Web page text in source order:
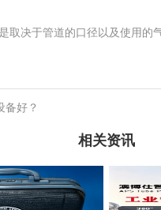
决于管道的口径以及使用的
备好？
相关资讯